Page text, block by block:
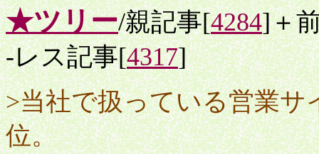
★ツリー/親記事[4284]＋
-レス記事[4317]
>当社で扱っている営業
位。